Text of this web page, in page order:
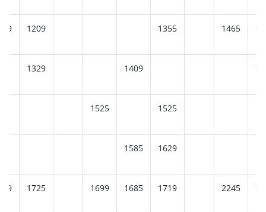
1209 1355 1465
1329 1409
1525 1525
1585 1629
1725 1699 1685 1719 2245